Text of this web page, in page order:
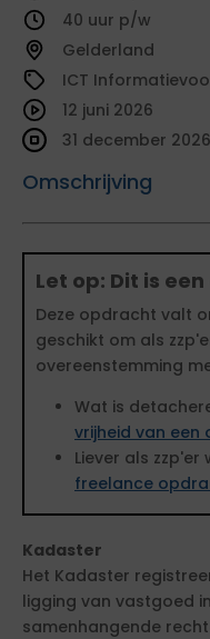
40
Gelderland
ICT
Omschrijving
12 juni 2026
31 december 2026
Let op: Dit is
Deze opdracht valt
geschikt om als
overeenstemming
Wat is
vrijheid van een
Liever als zzp'er
freelance
Kadaster
Het Kadaster
ligging van vastgoed
samenhangende